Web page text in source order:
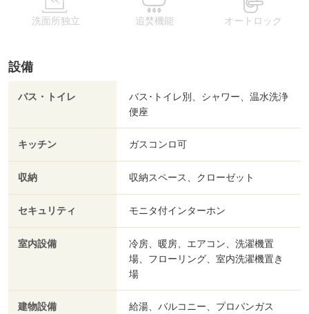
洗面所独立 追焚機能 オートロック
設備
バス・トイレ
バス･トイレ別、シャワー、温水洗浄
便座
キッチン ガスコンロ可
収納 収納スペース、クローゼット
セキュリティ モニタ付インターホン
室内設備
冷房、暖房、エアコン、洗濯機置
場、フローリング、室内洗濯機置き
場
建物設備 給湯、バルコニー、プロパンガス